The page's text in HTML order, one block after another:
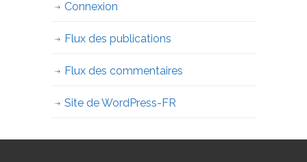
Connexion
Flux des publications
Flux des commentaires
Site de WordPress-FR